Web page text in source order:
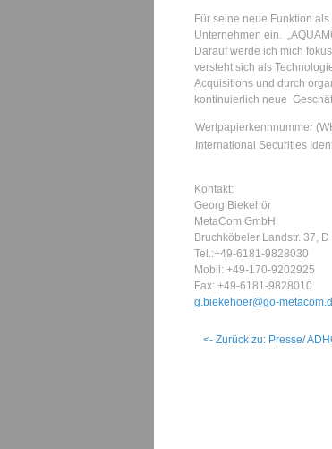
Für seine neue Funktion
Unternehmen ein.
Darauf werde ich mich
versteht sich als
Acquisitions und durch
kontinuierlich neue
Wertpapierkennnummer
International Securities
Kontakt:
Georg Biekehör
MetaCom GmbH
Bruchköbeler Landstr. 37,
Tel.:+49-6181-9828030
Mobil: +49-170-9202925
Fax: +49-6181-9828010
g.biekehoer@go-
<- Zurück zu: Presse/